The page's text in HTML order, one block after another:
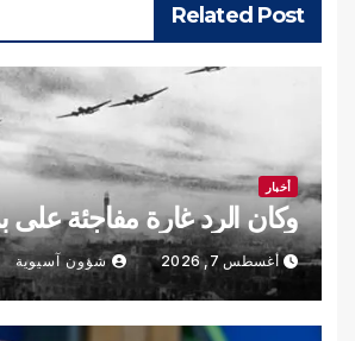
Related Post
أخبار
وكان الرد غارة مفاجئة على
أغسطس 7, 2026 شؤون آسيوية